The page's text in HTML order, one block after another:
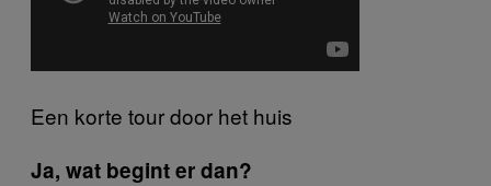
Een korte tour door het huis
Ja, wat begint er dan?